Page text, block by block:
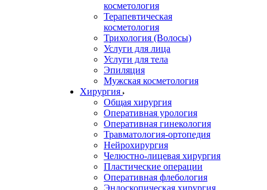
косметология
Терапевтическая
косметология
Трихология (Волосы)
Услуги для лица
Услуги для тела
Эпиляция
Мужская косметология
Хирургия
Общая хирургия
Оперативная урология
Оперативная гинекология
Травматология-ортопедия
Нейрохирургия
Челюстно-лицевая хирургия
Пластические операции
Оперативная флебология
Эндоскопическая хирургия